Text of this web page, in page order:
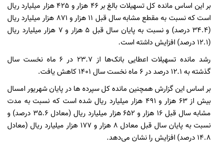
بر این اساس مانده کل تسهیلات بالغ بر 46 هزار و 425 هزار میلیارد ریال
است که نسبت به مقطع مشابه سال قبل 11 هزار و 871 هزار میلیارد ریال
(34.4 درصد) و نسبت به پایان سال قبل 5 هزار و 7 هزار میلیارد ریال
(12.1 درصد) افزایش داشته است.
رشد مانده تسهیلات اعطایی بانک‌ها از 23.7 در 6 ماه نخست سال
گذشته به 12.1 درصد در 6 ماه نخست سال 1401 کاهش یافت.
بر اساس این گزارش همچنین مانده کل سپرده ها در پایان شهریور امسال
بیش از 63 هزار و 491 هزار میلیارد ریال شده است که نسبت به مدت
مشابه سال قبل 16 هزار و 652 هزار میلیارد ریال (معادل 35.6 درصد) و
نسبت به پایان سال قبل معادل 8 هزار و 177 هزار میلیارد ریال (معادل
14.8 درصد) افزایش را نشان می‌دهد.